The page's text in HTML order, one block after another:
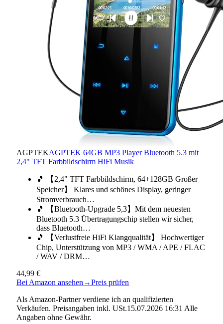
AGPTEKAGPTEK 64GB MP3 Player Bluetooth 5.3 mit
2,4" TFT Farbbildschirm HiFi Musik
🎵 【2,4" TFT Farbbildschirm, 64+128GB Großer
Speicher】 Klares und schönes Display, geringer
Stromverbrauch…
🎵 【Bluetooth-Upgrade 5,3】Mit dem neuesten
Bluetooth 5.3 Übertragungschip stellen wir sicher,
dass Bluetooth…
🎵 【Verlustfreie HiFi Klangqualität】 Hochwertiger
Chip, Unterstützung von MP3 / WMA / APE / FLAC
/ WAV / DRM…
44,99 €
Bei Amazon ansehen →Preis prüfen
Als Amazon-Partner verdiene ich an qualifizierten
Verkäufen. Preisangaben inkl. USt.15.07.2026 16:31 Alle
Angaben ohne Gewähr.